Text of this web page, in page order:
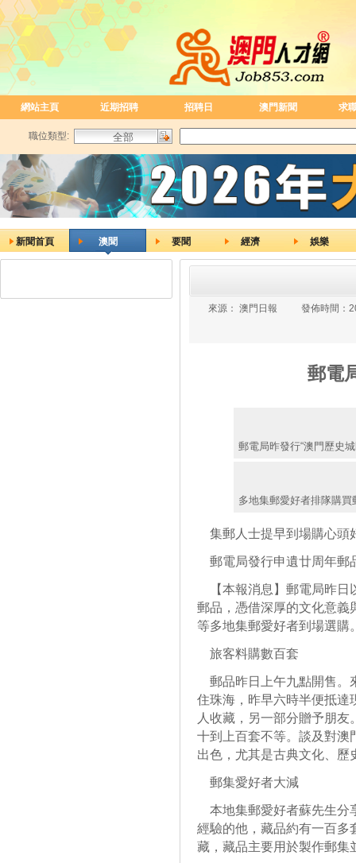
網站主頁 近期招聘 招聘日 澳門新聞 求
職位類型:
新聞首頁 澳聞 要聞 經濟 娛樂
來源： 澳門日報 發佈時間：
郵電
郵電局昨發行“澳門歷史
多地集郵愛好者排隊購買
集郵人士提早到場購心頭
郵電局發行申遺廿周年郵
【本報消息】郵電局昨日
郵品，憑借深厚的文化意義
等多地集郵愛好者到場選購
旅客料購數百套
郵品昨日上午九點開售。
住珠海，昨早六時半便抵達
人收藏，另一部分贈予朋
十到上百套不等。談及對澳
出色，尤其是古典文化、歷
郵集愛好者大減
本地集郵愛好者蘇先生分
經驗的他，藏品約有一百多
藏，藏品主要用於製作郵集